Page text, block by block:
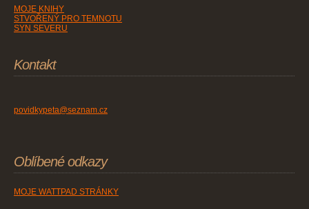
MOJE KNIHY
STVOŘENÝ PRO TEMNOTU
SYN SEVERU
Kontakt
povidkypeta@seznam.cz
Oblíbené odkazy
MOJE WATTPAD STRÁNKY